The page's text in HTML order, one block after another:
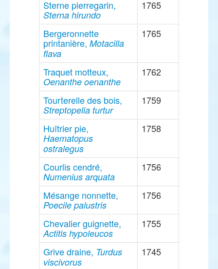
Sterne pierregarin,
Sterna hirundo
1765
Bergeronnette
printanière, Motacilla
flava
1765
Traquet motteux,
Oenanthe oenanthe
1762
Tourterelle des bois,
Streptopelia turtur
1759
Huîtrier pie,
Haematopus
ostralegus
1758
Courlis cendré,
Numenius arquata
1756
Mésange nonnette,
Poecile palustris
1756
Chevalier guignette,
Actitis hypoleucos
1755
Grive draine, Turdus
viscivorus
1745